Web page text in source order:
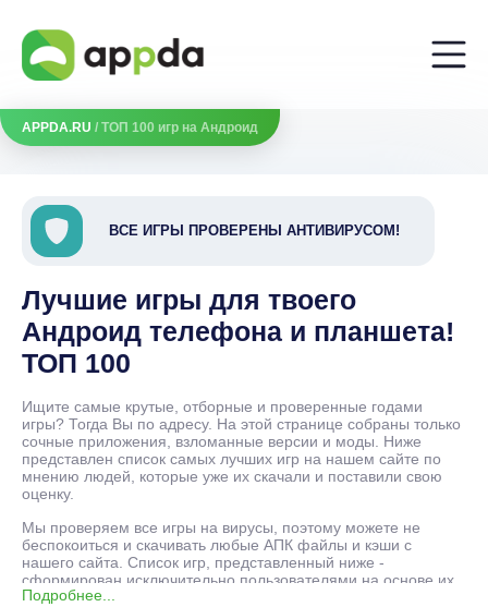
APPDA.RU / ТОП 100 игр на Андроид
ВСЕ ИГРЫ ПРОВЕРЕНЫ АНТИВИРУСОМ!
Лучшие игры для твоего
Андроид телефона и планшета!
ТОП 100
Ищите самые крутые, отборные и проверенные годами
игры? Тогда Вы по адресу. На этой странице собраны только
сочные приложения, взломанные версии и моды. Ниже
представлен список самых лучших игр на нашем сайте по
мнению людей, которые уже их скачали и поставили свою
оценку.
Мы проверяем все игры на вирусы, поэтому можете не
беспокоиться и скачивать любые АПК файлы и кэши с
нашего сайта. Список игр, представленный ниже -
сформирован исключительно пользователями на основе их
оценок. Поэтому только Вы решаете, какая игра лучше всех.
Подробнее...